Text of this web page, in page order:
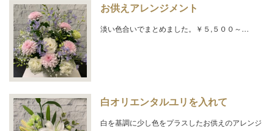
お供えアレンジメント
淡い色合いでまとめました。￥５,５００～…
白オリエンタルユリを入れて
白を基調に少し色をプラスしたお供えのアレンジ